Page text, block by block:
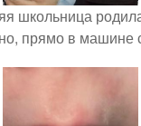
школьница
прямо в машине